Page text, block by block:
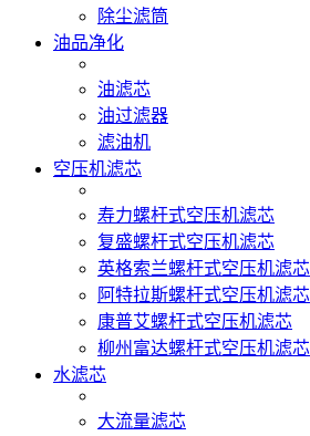
除尘滤筒
油品净化
油滤芯
油过滤器
滤油机
空压机滤芯
寿力螺杆式空压机滤芯
复盛螺杆式空压机滤芯
英格索兰螺杆式空压机滤芯
阿特拉斯螺杆式空压机滤芯
康普艾螺杆式空压机滤芯
柳州富达螺杆式空压机滤芯
水滤芯
大流量滤芯